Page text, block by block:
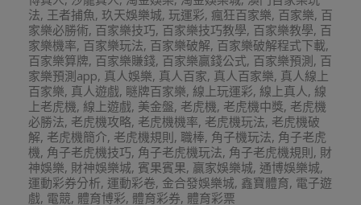
法, 王者捕魚, 玖天娛樂城, 玩運彩, 瘋狂百家樂, 百家樂, 百
家樂必勝術, 百家樂技巧, 百家樂技巧教學, 百家樂教學, 百
家樂機率, 百家樂玩法, 百家樂破解, 百家樂破解程式下載,
百家樂算牌, 百家樂賺錢, 百家樂贏錢公式, 百家樂預測 , 百
家樂預測app, 真人娛樂, 真人百家, 真人百家樂, 真人線上
百家樂, 真人遊戲, 瞇牌百家樂, 線上玩運彩, 線上真人, 線
上老虎機, 線上遊戲, 美金盤, 老虎機, 老虎機中獎, 老虎機
必勝法, 老虎機攻略, 老虎機機率, 老虎機玩法, 老虎機破
解, 老虎機簡介, 老虎機規則, 職棒, 角子機玩法, 角子老虎
機, 角子老虎機技巧, 角子老虎機玩法, 角子老虎機規則, 財
神娛樂, 財神娛樂城, 賓果賓果, 贏家娛樂城, 通博娛樂城,
運動彩券分析, 運動彩卷, 金合發娛樂城, 鑫寶體育, 電子遊
戲, 電競, 體育博彩, 體育彩券, 體育彩票